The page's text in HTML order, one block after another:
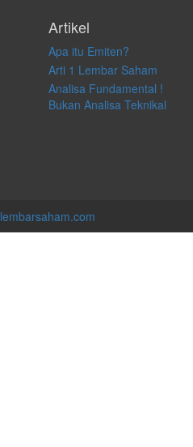
Artikel
Apa itu Emiten?
Arti 1 Lembar Saham
Analisa Fundamental !
Bukan Analisa Teknikal
lembarsaham.com